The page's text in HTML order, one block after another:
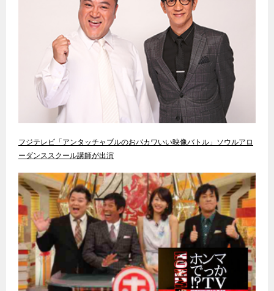
フジテレビ「アンタッチャブルのおバカワいい映像バトル」ソウルアロ
ーダンススクール講師が出演